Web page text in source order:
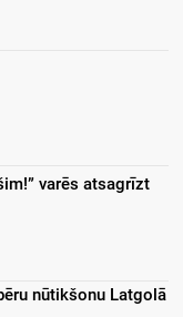
varēs atsagrīzt
nūtikšonu Latgolā